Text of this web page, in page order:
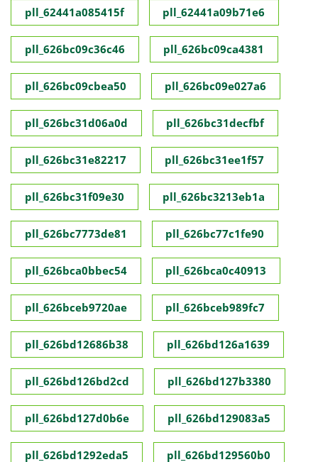
pll_62441a085415f pll_62441a09b71e6
pll_626bc09c36c46 pll_626bc09ca4381
pll_626bc09cbea50 pll_626bc09e027a6
pll_626bc31d06a0d pll_626bc31decfbf
pll_626bc31e82217 pll_626bc31ee1f57
pll_626bc31f09e30 pll_626bc3213eb1a
pll_626bc7773de81 pll_626bc77c1fe90
pll_626bca0bbec54 pll_626bca0c40913
pll_626bceb9720ae pll_626bceb989fc7
pll_626bd12686b38 pll_626bd126a1639
pll_626bd126bd2cd pll_626bd127b3380
pll_626bd127d0b6e pll_626bd129083a5
pll_626bd1292eda5 pll_626bd129560b0